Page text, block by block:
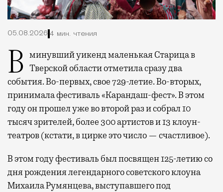
05.08.2026 4 мин. чтения
В минувший уикенд маленькая Старица в Тверской области отметила сразу два
события. Во-первых, свое 729-летие. Во-вторых,
принимала фестиваль «Карандаш-фест». В этом
году он прошел уже во второй раз и собрал 10
тысяч зрителей, более 300 артистов и 13 клоун-
театров (кстати, в цирке это число — счастливое).
В этом году фестиваль был посвящен 125-летию со
дня рождения легендарного советского клоуна
Михаила Румянцева, выступавшего под